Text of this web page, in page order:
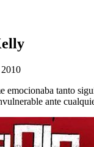
2010
emocionaba tanto
ante